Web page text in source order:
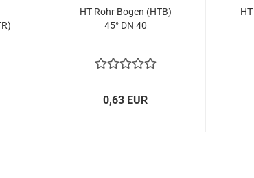
HT Rohr Bogen (HTB)
45° DN 40
0,63 EUR